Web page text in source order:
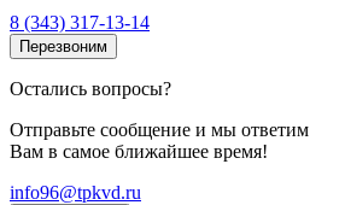
8 (343) 317-13-14
Перезвоним
Остались вопросы?
Отправьте сообщение и мы ответим
Вам в самое ближайшее время!
info96@tpkvd.ru